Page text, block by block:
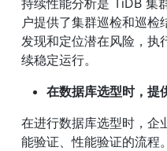
持续性能分析是 TiDB 集
户提供了集群巡检和巡检
发现和定位潜在风险，执
续稳定运行。
在数据库选型时，提
在进行数据库选型时，企
能验证、性能验证的流程